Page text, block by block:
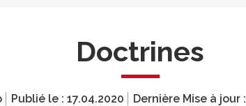
Doctrines
Publié le : 17.04.2020 Dernière Mise à jour :